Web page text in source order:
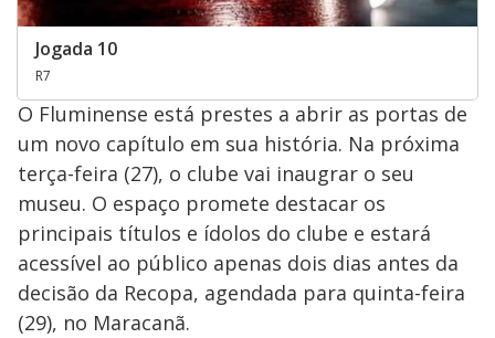
Jogada 10
R7
O Fluminense está prestes a abrir as portas de
um novo capítulo em sua história. Na próxima
terça-feira (27), o clube vai inaugrar o seu
museu. O espaço promete destacar os
principais títulos e ídolos do clube e estará
acessível ao público apenas dois dias antes da
decisão da Recopa, agendada para quinta-feira
(29), no Maracanã.